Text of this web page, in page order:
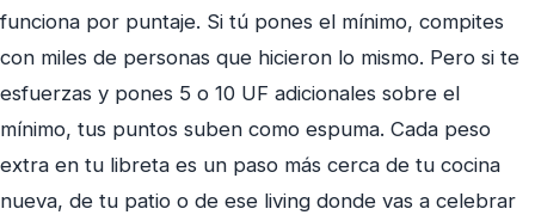
funciona por puntaje. Si tú pones el mínimo, compites
con miles de personas que hicieron lo mismo. Pero si te
esfuerzas y pones 5 o 10 UF adicionales sobre el
mínimo, tus puntos suben como espuma. Cada peso
extra en tu libreta es un paso más cerca de tu cocina
nueva, de tu patio o de ese living donde vas a celebrar